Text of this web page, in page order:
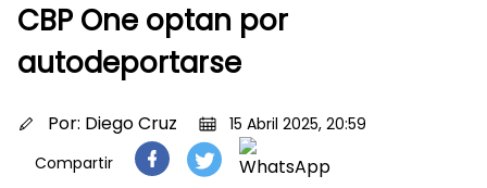
CBP One optan por
autodeportarse
Por: Diego Cruz
15 Abril 2025, 20:59
Compartir